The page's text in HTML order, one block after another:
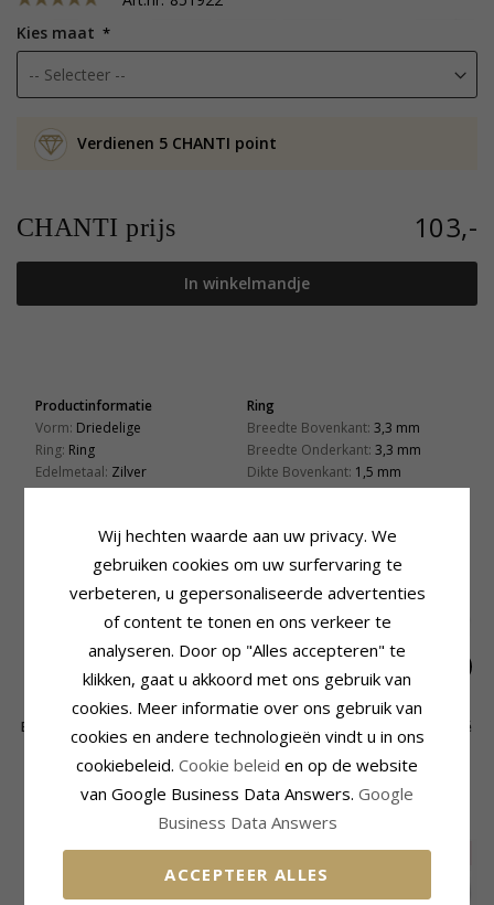
Kies maat
Verdienen 5 CHANTI point
CHANTI prijs 103,-
In winkelmandje
Productinformatie
Vorm: Driedelige
Ring: Ring
Edelmetaal: Zilver
Oppervlak:Glanzend
Ring
Breedte Bovenkant: 3,3 mm
Breedte Onderkant: 3,3 mm
Dikte Bovenkant: 1,5 mm
Dikte Onderkant:1,5 mm
GERELATEERDE PRODUCTEN
Bloem ring in zilver -
Lumé Essence
90,-
SALE
Ring in zilver
99,-
Ring in zilver - Lumé
Etched
KLANTEN KOPEN OOK
SALE 30% SALE
Wij hechten waarde aan uw privacy. We
gebruiken cookies om uw surfervaring te
verbeteren, u gepersonaliseerde advertenties
of content te tonen en ons verkeer te
analyseren. Door op "Alles accepteren" te
klikken, gaat u akkoord met ons gebruik van
cookies. Meer informatie over ons gebruik van
cookies en andere technologieën vindt u in ons
cookiebeleid. Cookie beleid en op de website
van Google Business Data Answers. Google
Business Data Answers
ACCEPTEER ALLES